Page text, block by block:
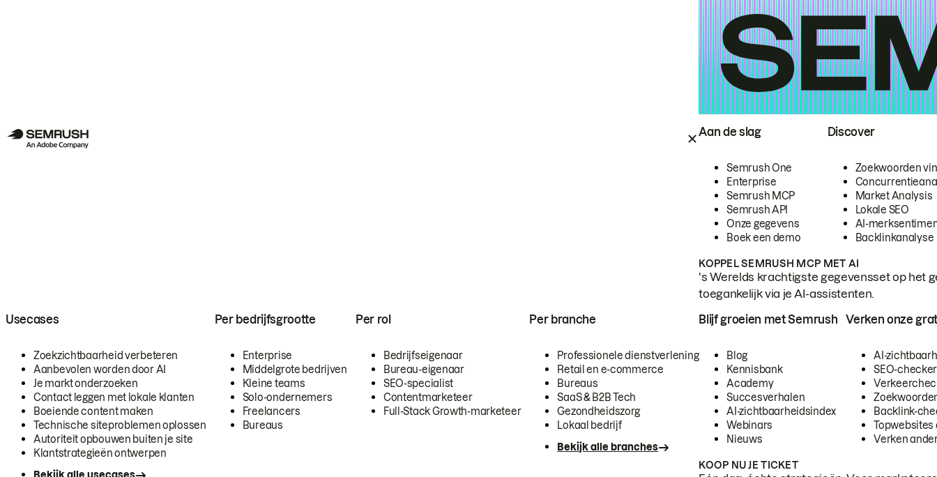
Aan de slag
Semrush One
Enterprise
Semrush MCP
Semrush API
Onze gegevens
Boek een demo
Discover
Zoekwoorden
Market Analysis
Lokale SEO
AI-
Backlinkanalyse
KOPPEL SEMRUSH MCP MET AI
's Werelds krachtigste gegevensset op het
toegankelijk via je AI-assistenten.
Usecases
Zoekzichtbaarheid verbeteren
Aanbevolen worden door AI
Je markt onderzoeken
Contact leggen met lokale klanten
Boeiende content maken
Technische siteproblemen oplossen
Autoriteit opbouwen buiten je site
Klantstrategieën ontwerpen
Per bedrijfsgrootte
Enterprise
Middelgrote bedrijven
Kleine teams
Solo-ondernemers
Freelancers
Bureaus
Per rol
Bedrijfseigenaar
Bureau-eigenaar
SEO-specialist
Contentmarketeer
Full-Stack Growth-marketeer
Per branche
Professionele dienstverlening
Retail en e-commerce
Bureaus
SaaS & B2B Tech
Gezondheidszorg
Lokaal bedrijf
Bekijk alle branches
Blijf groeien met Semrush
Blog
Kennisbank
Academy
Succesverhalen
AI-zichtbaarheidsindex
Webinars
Nieuws
Verken onze
AI-
SEO-checker
Backlink-
Topwebsites
Verken
KOOP NU JE TICKET